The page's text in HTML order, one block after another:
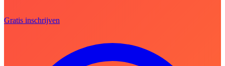
Gratis inschrijven